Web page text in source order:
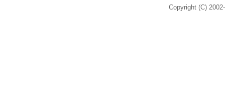
Copyright (C)